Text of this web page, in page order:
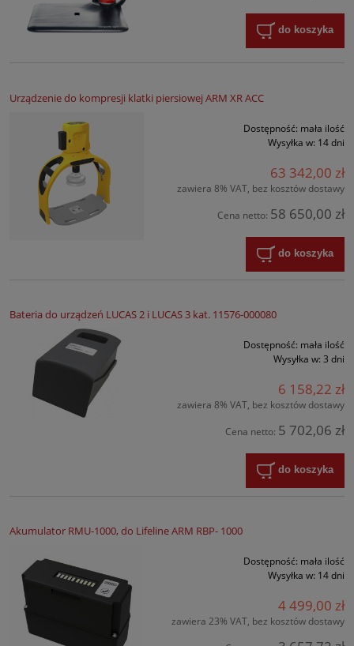
do koszyka
Urządzenie do kompresji klatki piersiowej ARM XR ACC
Dostępność: mała ilość
Wysyłka w: 14 dni
63 342,00 zł
zawiera 8% VAT, bez kosztów dostawy
Cena netto: 58 650,00 zł
do koszyka
Bateria do urządzeń LUCAS 2 i LUCAS 3 kat. 11576-000080
Dostępność: mała ilość
Wysyłka w: 3 dni
6 158,22 zł
zawiera 8% VAT, bez kosztów dostawy
Cena netto: 5 702,06 zł
do koszyka
Akumulator RMU-1000, do Lifeline ARM RBP- 1000
Dostępność: mała ilość
Wysyłka w: 14 dni
4 499,00 zł
zawiera 23% VAT, bez kosztów dostawy